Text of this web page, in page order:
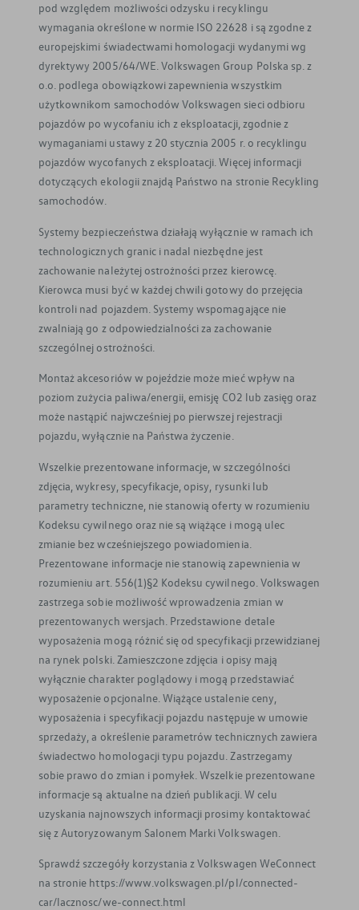
pod względem możliwości odzysku i recyklingu
wymagania określone w normie ISO 22628 i są zgodne z
europejskimi świadectwami homologacji wydanymi wg
dyrektywy 2005/64/WE. Volkswagen Group Polska sp. z
o.o. podlega obowiązkowi zapewnienia wszystkim
użytkownikom samochodów Volkswagen sieci odbioru
pojazdów po wycofaniu ich z eksploatacji, zgodnie z
wymaganiami ustawy z 20 stycznia 2005 r. o recyklingu
pojazdów wycofanych z eksploatacji. Więcej informacji
dotyczących ekologii znajdą Państwo na stronie Recykling
samochodów.
Systemy bezpieczeństwa działają wyłącznie w ramach ich
technologicznych granic i nadal niezbędne jest
zachowanie należytej ostrożności przez kierowcę.
Kierowca musi być w każdej chwili gotowy do przejęcia
kontroli nad pojazdem. Systemy wspomagające nie
zwalniają go z odpowiedzialności za zachowanie
szczególnej ostrożności.
Montaż akcesoriów w pojeździe może mieć wpływ na
poziom zużycia paliwa/energii, emisję CO2 lub zasięg oraz
może nastąpić najwcześniej po pierwszej rejestracji
pojazdu, wyłącznie na Państwa życzenie.
Wszelkie prezentowane informacje, w szczególności
zdjęcia, wykresy, specyfikacje, opisy, rysunki lub
parametry techniczne, nie stanowią oferty w rozumieniu
Kodeksu cywilnego oraz nie są wiążące i mogą ulec
zmianie bez wcześniejszego powiadomienia.
Prezentowane informacje nie stanowią zapewnienia w
rozumieniu art. 556(1)§2 Kodeksu cywilnego. Volkswagen
zastrzega sobie możliwość wprowadzenia zmian w
prezentowanych wersjach. Przedstawione detale
wyposażenia mogą różnić się od specyfikacji przewidzianej
na rynek polski. Zamieszczone zdjęcia i opisy mają
wyłącznie charakter poglądowy i mogą przedstawiać
wyposażenie opcjonalne. Wiążące ustalenie ceny,
wyposażenia i specyfikacji pojazdu następuje w umowie
sprzedaży, a określenie parametrów technicznych zawiera
świadectwo homologacji typu pojazdu. Zastrzegamy
sobie prawo do zmian i pomyłek. Wszelkie prezentowane
informacje są aktualne na dzień publikacji. W celu
uzyskania najnowszych informacji prosimy kontaktować
się z Autoryzowanym Salonem Marki Volkswagen.
Sprawdź szczegóły korzystania z Volkswagen WeConnect
na stronie https://www.volkswagen.pl/pl/connected-
car/lacznosc/we-connect.html